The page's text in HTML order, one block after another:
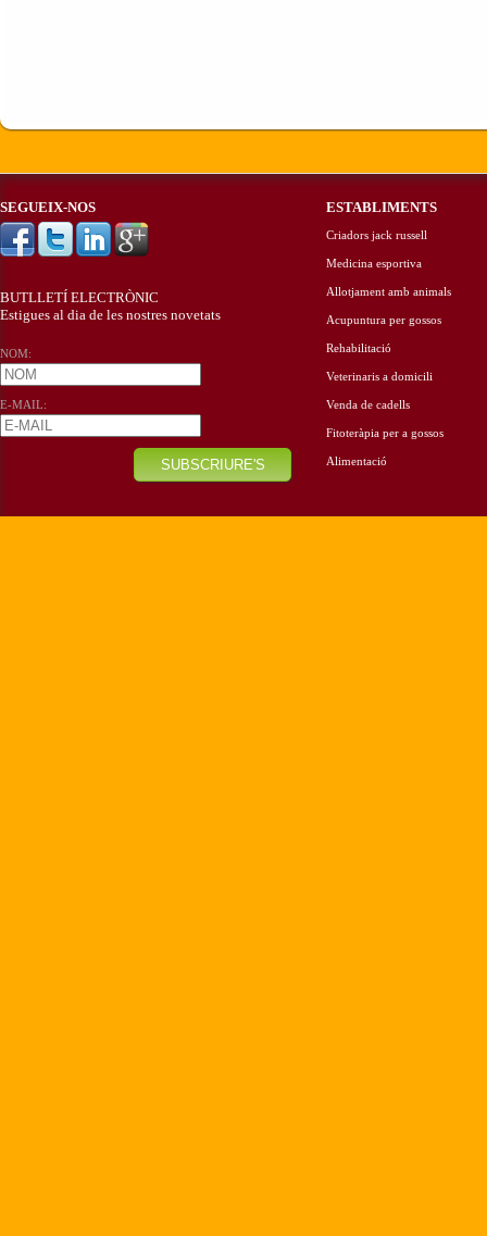
SEGUEIX-NOS
BUTLLETÍ ELECTRÒNIC
Estigues al dia de les nostres novetats
NOM:
E-MAIL:
ESTABLIMENTS
Criadors jack russell
Medicina esportiva
Allotjament amb animals
Acupuntura per gossos
Rehabilitació
Veterinaris a domicili
Venda de cadells
Fitoteràpia per a gossos
Alimentació